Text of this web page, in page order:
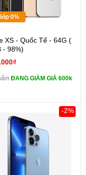
0%
XS - Quốc Tế - 64G (
- 98%)
ĐANG GIẢM GIÁ 600k
-2%